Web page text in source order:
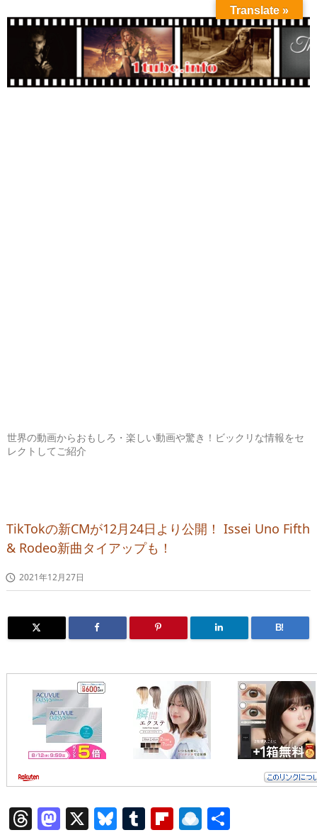
世界の動画からおもしろ・楽しい動画や驚き！ビックリな情報をセ
レクトしてご紹介
TikTokの新CMが12月24日より公開！ Issei Uno Fifth
& Rodeo新曲タイアップも！
 2021年12月27日
B!
T M X Bl T Fl R
Translate »